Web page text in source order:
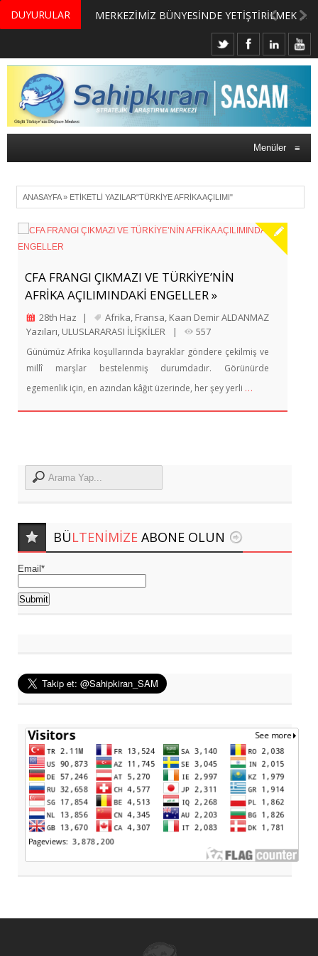
DUYURULAR MERKEZİMİZ BÜNYESİNDE YETİŞTİRİLMEK ÜZERE GÖNÜLLÜ ÜLKE MASASI UZMANI VE UZMAN ADAYLARI ARIYORUZ
Menüler ≡
ANASAYFA» ETIKETLI YAZILAR"TÜRKIYE AFRIKA AÇILIMI"
CFA FRANGI ÇIKMAZI VE TÜRKİYE’NİN
AFRİKA AÇILIMINDAKİ ENGELLER »
28th Haz | Afrika Fransa Kaan Demir ALDANMAZ
Yazıları ULUSLARARASI İLİŞKİLER | 557
Günümüz Afrika koşullarında bayraklar göndere çekilmiş ve
millî marşlar bestelenmiş durumdadır. Görünürde
egemenlik için, en azından kâğıt üzerinde, her şey yerli …
BÜLTENIMIZE ABONE OLUN
Email*